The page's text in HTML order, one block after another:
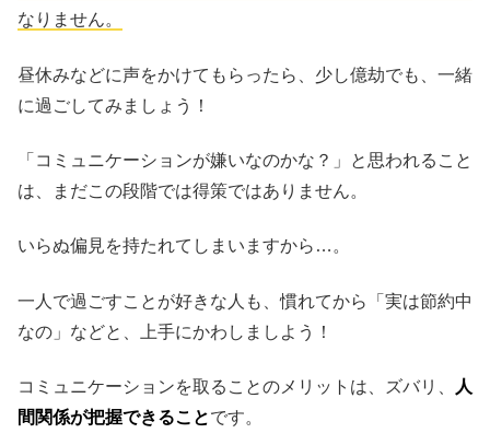
なりません。
昼休みなどに声をかけてもらったら、少し億劫でも、一緒
に過ごしてみましょう！
「コミュニケーションが嫌いなのかな？」と思われること
は、まだこの段階では得策ではありません。
いらぬ偏見を持たれてしまいますから…。
一人で過ごすことが好きな人も、慣れてから「実は節約中
なの」などと、上手にかわしましよう！
コミュニケーションを取ることのメリットは、ズバリ、
人
間関係が把握できることです。